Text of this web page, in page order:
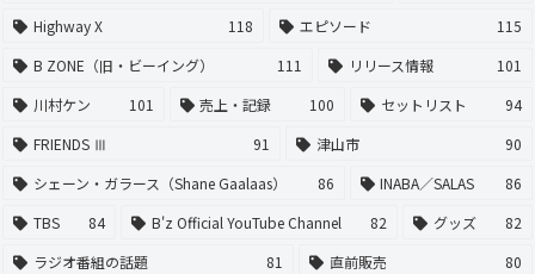
Highway X
118 エピソード
115
B ZONE（旧・ビーイング）
111 リリース情報
101
川村ケン
101 売上・記録 100 セットリスト
94
FRIENDS Ⅲ
91 津山市
90
シェーン・ガラース（Shane Gaalaas）
86 INABA／SALAS
86
TBS
84 B'z Official YouTube Channel 82 グッズ
82
ラジオ番組の話題
81 直前販売
80